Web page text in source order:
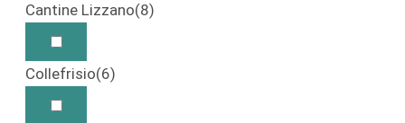
Cantine Lizzano(8)
Collefrisio(6)